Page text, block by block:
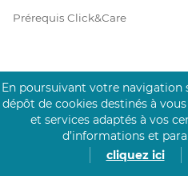
Prérequis Click&Care
Protection des Données
En poursuivant votre navigation
dépôt de cookies destinés à
et services adaptés à vos
d’informations et
cliquez ici